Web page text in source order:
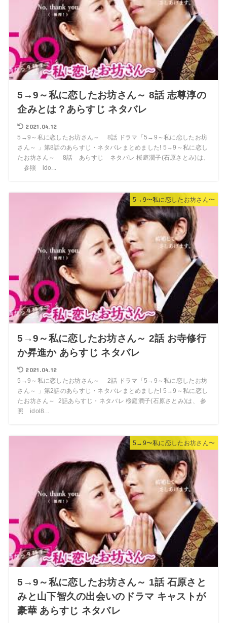
5→9～私に恋したお坊さん～ 8話 志尊淳の
企みとは？あらすじ ネタバレ
2021.04.12
5→9～私に恋したお坊さん～ 8話 ドラマ「5→9～私に恋したお坊
さん～ 」第8話のあらすじ・ネタバレまとめました! 5→9～私に恋し
たお坊さん～ 8話 あらすじ ネタバレ 桜庭潤子(石原さとみ)は、
参照 ido...
5→9〜私に恋したお坊さん〜
5→9～私に恋したお坊さん～ 2話 お寺修行
か昇進か あらすじ ネタバレ
2021.04.12
5→9～私に恋したお坊さん～ 2話 ドラマ「5→9～私に恋したお坊
さん～ 」第2話のあらすじ・ネタバレまとめました! 5→9～私に恋し
たお坊さん～ 2話あらすじ・ネタバレ 桜庭潤子(石原さとみ)は、 参
照 idol8...
5→9〜私に恋したお坊さん〜
5→9～私に恋したお坊さん～ 1話 石原さと
みと山下智久の出会いのドラマ キャストが
豪華 あらすじ ネタバレ